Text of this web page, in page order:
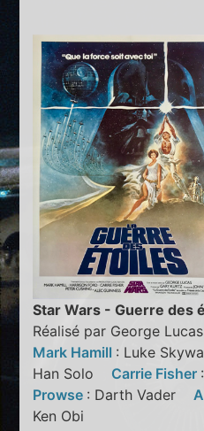
Star Wars - Guerre des
Réalisé par George Lucas
Mark Hamill : Luke
Han Solo Carrie Fisher
Prowse : Darth Vader
Ken Obi